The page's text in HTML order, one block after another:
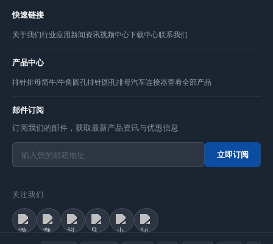
快速链接
关于我们行业应用新闻资讯视频中心下载中心联系我们
产品中心
排针排母简牛/牛角圆孔排针圆孔排母汽车连接器查看全部产品
邮件订阅
订阅我们的邮件，获取最新产品资讯与优惠信息
立即订阅
关注我们